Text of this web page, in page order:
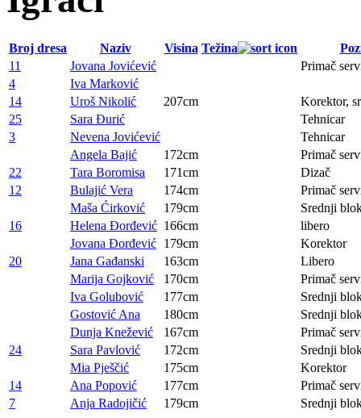
Broj dresa Naziv Visina Težina
11
Jovana Jovićević
Primač
4
Iva Marković
14
Uroš Nikolić 207cm
Korektor,
25
Sara Đurić
Tehnicar
3
Nevena Jovićević
Tehnicar
Angela Bajić
172cm
Primač
22
Tara Boromisa 171cm
Dizač
12
Bulajić Vera 174cm
Primač
Maša Ćirković
179cm
Srednji
16
Helena Đorđević 166cm
libero
Jovana Đorđević 179cm
Korektor
20
Jana Gađanski 163cm
Libero
Marija Gojković
170cm
Primač
Iva Golubović
177cm
Srednji
Gostović Ana
180cm
Srednji
Dunja Knežević
167cm
Primač
24
Sara Pavlović 172cm
Srednji
Mia Pješčić
175cm
Korektor
14
Ana Popović 177cm
Primač
7
Anja Radojičić 179cm Srednji